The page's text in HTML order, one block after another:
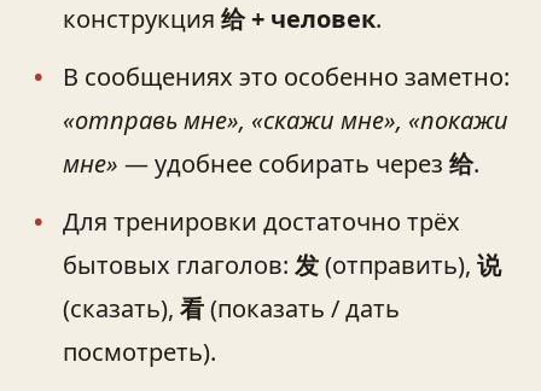
конструкция 给 + человек.
В сообщениях это особенно заметно:
«отправь мне», «скажи мне», «покажи
мне» — удобнее собирать через 给.
Для тренировки достаточно трёх
бытовых глаголов: 发(отправить), 说
(сказать), 看(показать / дать
посмотреть).